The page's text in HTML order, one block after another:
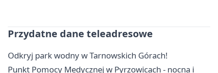
Przydatne dane teleadresowe
Odkryj park wodny w Tarnowskich Górach!
Punkt Pomocy Medycznej w Pyrzowicach - nocna i